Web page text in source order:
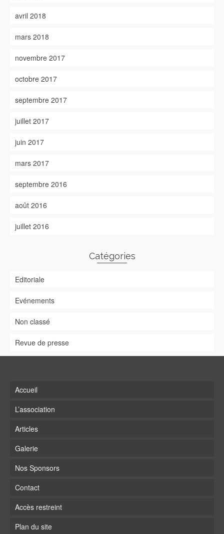
avril 2018
mars 2018
novembre 2017
octobre 2017
septembre 2017
juillet 2017
juin 2017
mars 2017
septembre 2016
août 2016
juillet 2016
Catégories
Editoriale
Evénements
Non classé
Revue de presse
Accueil
L’association
Articles
Galerie
Nos Sponsors
Contact
Accès restreint
Plan du site